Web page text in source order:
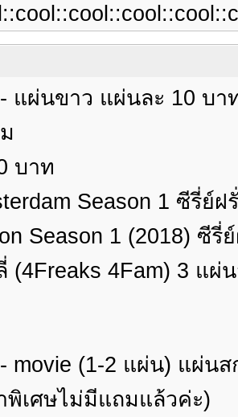
แผ่นขาว แผ่นละ 10 บ
บาท
Season 1 ซีรี่ย์
Season 1 (2018) ซี
(4Freaks 4Fam) 3 แผ่
movie (1-2 แผ่น) แผ่น
พิเศษไม่มีแถมแล้วค่ะ)